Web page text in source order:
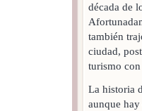
década de
también
ciudad,
turismo
La historia
aunque